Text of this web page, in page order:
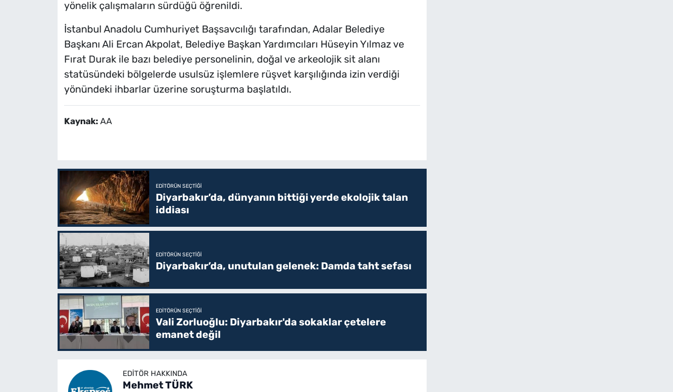
yönelik çalışmaların sürdüğü öğrenildi.
İstanbul Anadolu Cumhuriyet Başsavcılığı tarafından, Adalar Belediye
Başkanı Ali Ercan Akpolat, Belediye Başkan Yardımcıları Hüseyin Yılmaz ve
Fırat Durak ile bazı belediye personelinin, doğal ve arkeolojik sit alanı
statüsündeki bölgelerde usulsüz işlemlere rüşvet karşılığında izin verdiği
yönündeki ihbarlar üzerine soruşturma başlatıldı.
Kaynak: AA
EDITÖRÜN SEÇTIĞI
Diyarbakır’da, dünyanın bittiği yerde ekolojik talan
iddiası
EDITÖRÜN SEÇTIĞI
Diyarbakır’da, unutulan gelenek: Damda taht sefası
EDITÖRÜN SEÇTIĞI
Vali Zorluoğlu: Diyarbakır'da sokaklar çetelere
emanet değil
EDITÖR HAKKINDA
Mehmet TÜRK